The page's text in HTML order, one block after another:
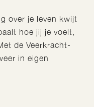
over je leven kwijt
hoe jij je voelt,
de Veerkracht-
in eigen